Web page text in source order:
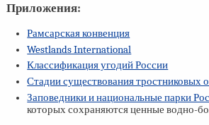
Приложения:
Рамсарская конвенция
Westlands International
Классификация угодий России
Стадии существования тростниковых
Заповедники и национальные парки
которых сохраняются ценные водно-